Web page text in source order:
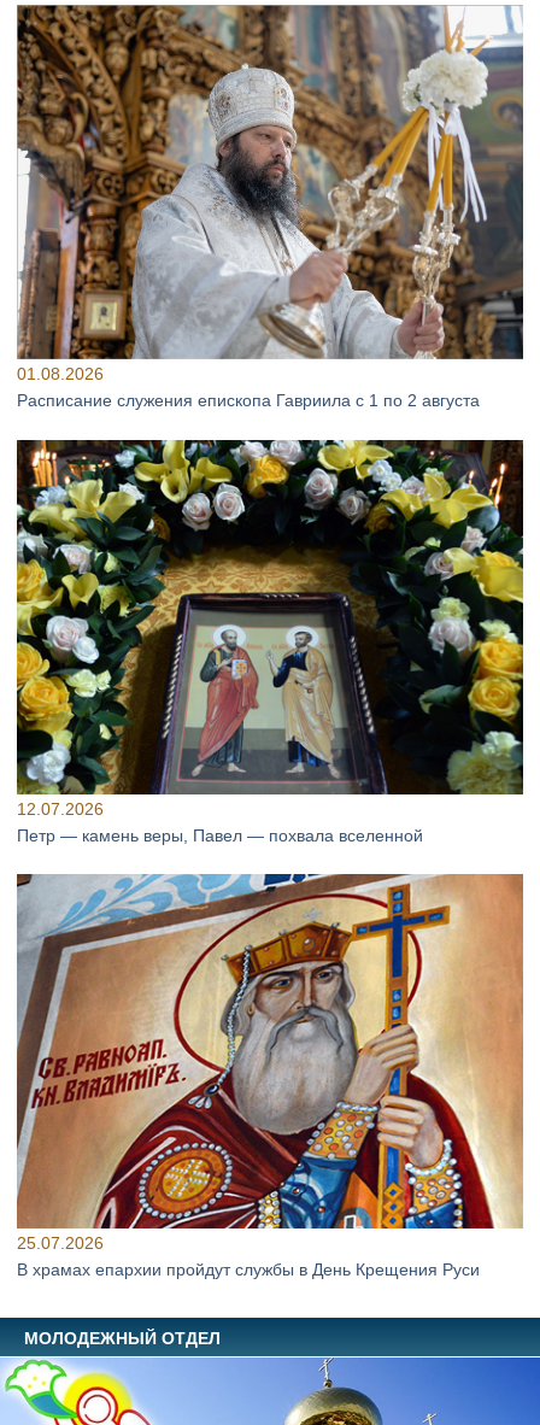
01.08.2026
Расписание служения епископа Гавриила с 1 по 2 августа
12.07.2026
Петр — камень веры, Павел — похвала вселенной
25.07.2026
В храмах епархии пройдут службы в День Крещения Руси
МОЛОДЕЖНЫЙ ОТДЕЛ